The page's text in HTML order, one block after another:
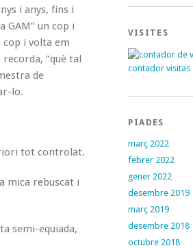
i anys, fins i
GAM” un cop i
cop i volta em
“què tal
de
lo.
tot controlat.
mica rebuscat i
semi-equiada,
VISITES
contador visitas
PIADES
març 2022
febrer 2022
gener 2022
desembre 2019
març 2019
desembre 2018
octubre 2018